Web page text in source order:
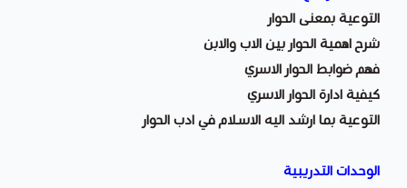
التوعية بمعنى الحوار
شرح اهمية الحوار بين الاب والابن
فهم ضوابط الحوار الاسري
كيفية ادارة الحوار الاسري
التوعية بما ارشد اليه الاسلام في ادب الحوار
الوحدات التدريبية